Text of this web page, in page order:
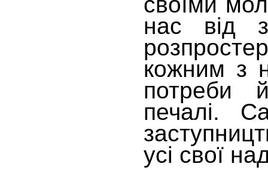
нас від
кожним з
потреби
печалі.
усі свої